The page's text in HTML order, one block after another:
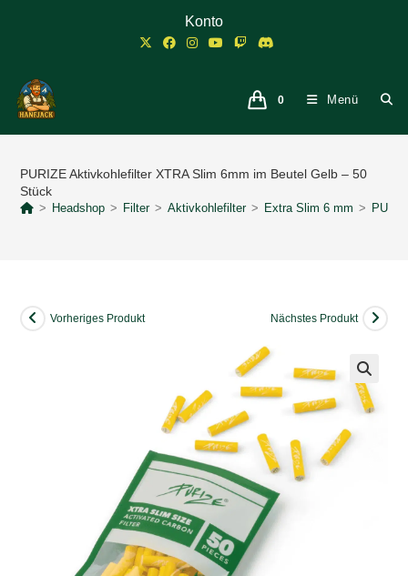
Konto
0 Menü
PURIZE Aktivkohlefilter XTRA Slim 6mm im Beutel Gelb – 50
Stück
> Headshop > Filter > Aktivkohlefilter > Extra Slim 6 mm >
Vorheriges Produkt Nächstes Produkt
🔍